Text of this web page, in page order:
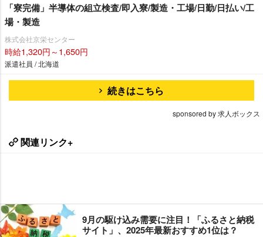
「寮完備」半導体の組立検査/即入寮/製造・工場/日勤/日払い/工
場・製造
株式会社京栄センター
時給1,320円～1,650円
派遣社員 / 北海道
続きはこちら
sponsored by 求人ボックス
関連リンク+
9月の駆け込み需要に注目！「ふるさと納税
サイト」、2025年最新おすすめ1位は？